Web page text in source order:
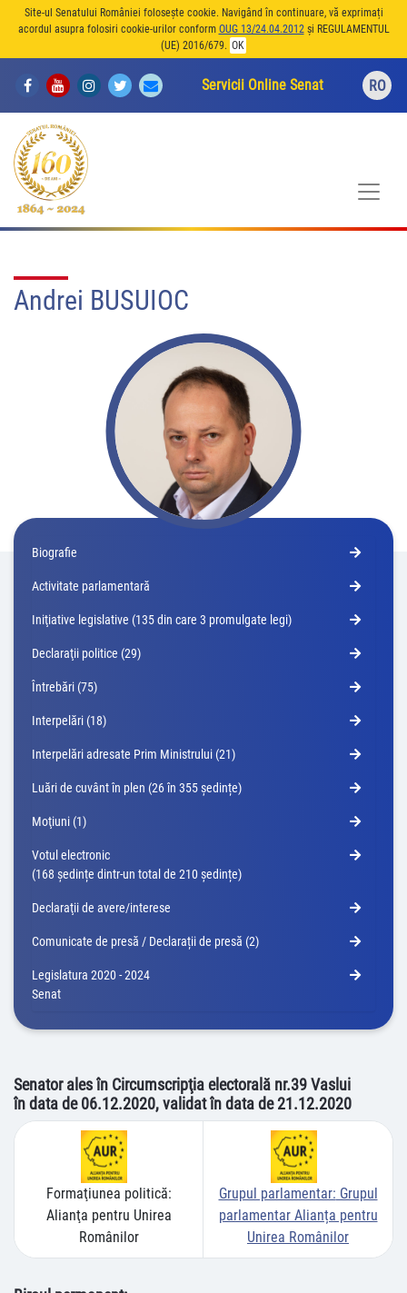
Site-ul Senatului României folosește cookie. Navigând în continuare, vă exprimați
acordul asupra folosiri cookie-urilor conform OUG 13/24.04.2012și REGULAMENTUL
(UE) 2016/679. OK
Servicii Online Senat RO
Andrei BUSUIOC
Biografie
Activitate parlamentară
Iniţiative legislative (135 din care 3 promulgate legi)
Declaraţii politice (29)
Întrebări (75)
Interpelări (18)
Interpelări adresate Prim Ministrului (21)
Luări de cuvânt în plen (26 în 355 ședințe)
Moţiuni (1)
Votul electronic
(168 ședințe dintr-un total de 210 ședințe)
Declaraţii de avere/interese
Comunicate de presă / Declarații de presă (2)
Legislatura 2020 - 2024
Senat
Senator ales în Circumscripţia electorală nr.39 Vaslui
în data de 06.12.2020, validat în data de 21.12.2020
Formaţiunea politică:
Alianţa pentru Unirea
Românilor
Grupul parlamentar: Grupul
parlamentar Alianța pentru
Unirea Românilor